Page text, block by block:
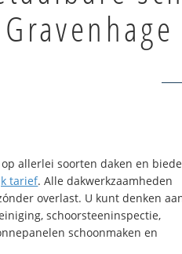
allerlei soorten daken en
tarief. Alle dakwerkzaamheden
overlast. U kunt denken
schoorsteeninspectie,
schoonmaken en